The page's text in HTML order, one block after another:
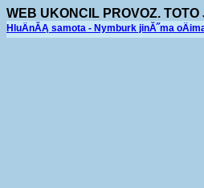
WEB UKONCIL PROVOZ.
HluÄnĂĄ samota - Nymburk jinĂ˝ma